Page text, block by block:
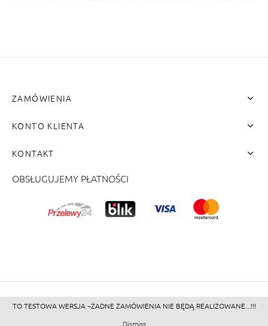
ZAMÓWIENIA
KONTO KLIENTA
KONTAKT
OBSŁUGUJEMY PŁATNOŚCI
©2026 - Zacienione.pl<br>
TO TESTOWA WERSJA --ŻADNE ZAMÓWIENIA NIE BĘDĄ REALIZOWANE...!!!
Dismiss